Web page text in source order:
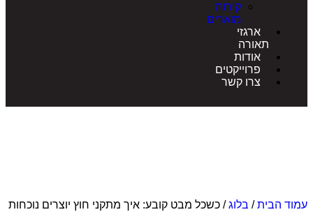
קירות
מוארים
ארגזי
תאורה
אודות
פרוייקטים
צרו קשר
הבית/בלוג/ כשכל מבט קובע: איך מתקני חוץ יוצרים נוכחות